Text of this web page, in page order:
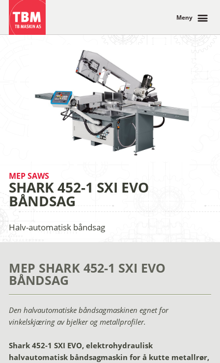
Meny
MEP SAWS
SHARK 452-1 SXI EVO
BÅNDSAG
Halv-automatisk båndsag
MEP SHARK 452-1 SXI EVO
BÅNDSAG
Den halvautomatiske båndsagmaskinen egnet for
vinkelskjæring av bjelker og metallprofiler.
Shark 452-1 SXI EVO, elektrohydraulisk
halvautomatisk båndsagmaskin for å kutte metallrør,